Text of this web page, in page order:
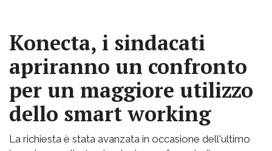
Konecta, i sindacati
apriranno un confronto
per un maggiore utilizzo
dello smart working
La richiesta è stata avanzata in occasione dell'ultimo